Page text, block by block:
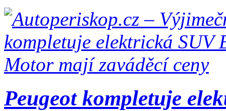
Peugeot kompletuje